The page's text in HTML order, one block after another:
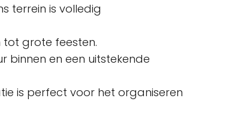
terrein is volledig
tot grote feesten.
binnen en een uitstekende
is perfect voor het organiseren